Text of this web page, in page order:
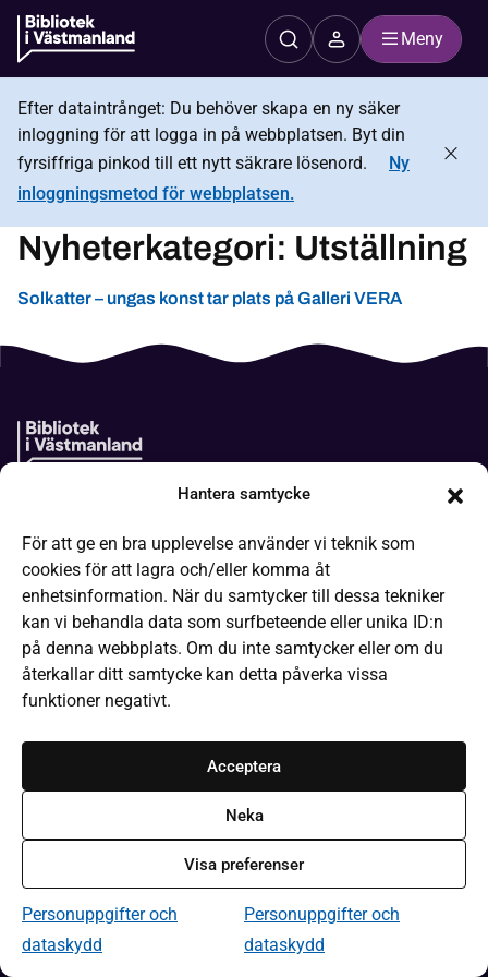
Hantera samtycke
För att ge en bra upplevelse använder vi teknik som
cookies för att lagra och/eller komma åt
enhetsinformation. När du samtycker till dessa tekniker
kan vi behandla data som surfbeteende eller unika ID:n
på denna webbplats. Om du inte samtycker eller om du
återkallar ditt samtycke kan detta påverka vissa
funktioner negativt.
Acceptera
Neka
Visa preferenser
Personuppgifter och
dataskydd
Personuppgifter och
dataskydd
Meny
Efter dataintrånget: Du behöver skapa en ny säker
inloggning för att logga in på webbplatsen. Byt din
fyrsiffriga pinkod till ett nytt säkrare lösenord.
Ny
inloggningsmetod för webbplatsen.
Nyheterkategori: Utställning
Solkatter – ungas konst tar plats på Galleri VERA
It-hjälp
Läsa på olika sätt
Frågor och svar
Låneregler
Kontakta webbredaktionen
Om Bibliotek i Västmanland
Tillgänglighet på webbplatsen
Personuppgifter och dataskydd